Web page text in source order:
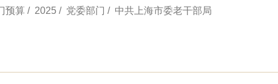
预算 / 2025 / 党委部门 / 中共上海市委老干部局